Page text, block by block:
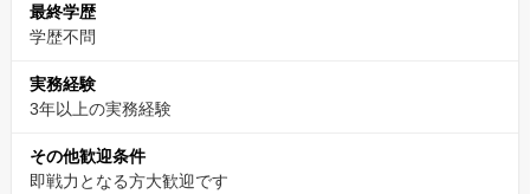
最終学歴
学歴不問
実務経験
3年以上の実務経験
その他歓迎条件
即戦力となる方大歓迎です